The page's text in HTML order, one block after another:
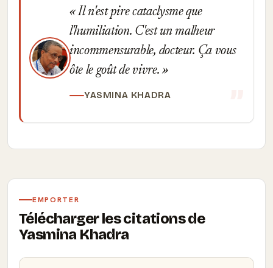
Il n'est pire cataclysme que
l'humiliation. C'est un malheur
incommensurable, docteur. Ça vous
ôte le goût de vivre.
YASMINA KHADRA
EMPORTER
Télécharger les citations de
Yasmina Khadra